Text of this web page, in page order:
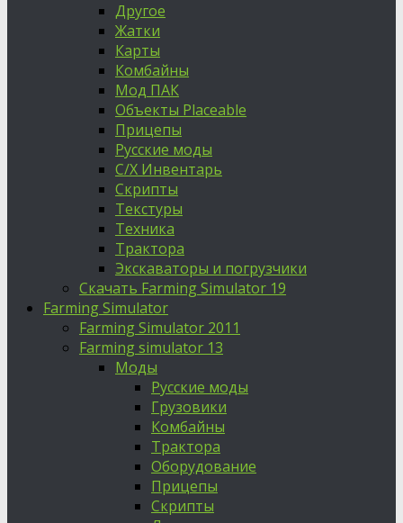
Другое
Жатки
Карты
Комбайны
Мод ПАК
Объекты Placeable
Прицепы
Русские моды
С/Х Инвентарь
Скрипты
Текстуры
Техника
Трактора
Экскаваторы и погрузчики
Скачать Farming Simulator 19
Farming Simulator
Farming Simulator 2011
Farming simulator 13
Моды
Русские моды
Грузовики
Комбайны
Трактора
Оборудование
Прицепы
Скрипты